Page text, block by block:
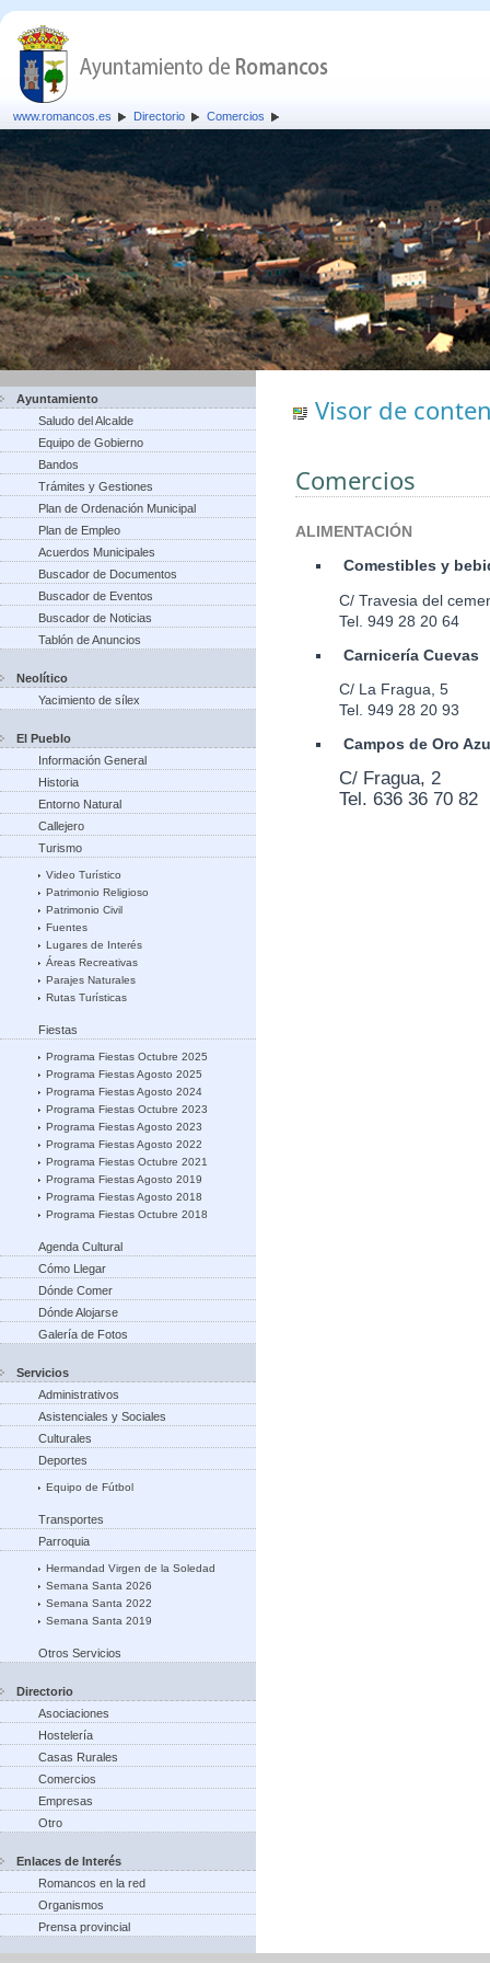
www.romancos.es Directorio Comercios
Ayuntamiento
Saludo del Alcalde
Equipo de Gobierno
Bandos
Trámites y Gestiones
Plan de Ordenación Municipal
Plan de Empleo
Acuerdos Municipales
Buscador de Documentos
Buscador de Eventos
Buscador de Noticias
Tablón de Anuncios
Neolítico
Yacimiento de sílex
El Pueblo
Información General
Historia
Entorno Natural
Callejero
Turismo
Video Turístico
Patrimonio Religioso
Patrimonio Civil
Fuentes
Lugares de Interés
Áreas Recreativas
Parajes Naturales
Rutas Turísticas
Fiestas
Programa Fiestas Octubre 2025
Programa Fiestas Agosto 2025
Programa Fiestas Agosto 2024
Programa Fiestas Octubre 2023
Programa Fiestas Agosto 2023
Programa Fiestas Agosto 2022
Programa Fiestas Octubre 2021
Programa Fiestas Agosto 2019
Programa Fiestas Agosto 2018
Programa Fiestas Octubre 2018
Agenda Cultural
Cómo Llegar
Dónde Comer
Dónde Alojarse
Galería de Fotos
Servicios
Administrativos
Asistenciales y Sociales
Culturales
Deportes
Equipo de Fútbol
Transportes
Parroquia
Hermandad Virgen de la Soledad
Semana Santa 2026
Semana Santa 2022
Semana Santa 2019
Otros Servicios
Directorio
Asociaciones
Hostelería
Casas Rurales
Comercios
Empresas
Otro
Enlaces de Interés
Romancos en la red
Organismos
Prensa provincial
Visor de
Comercios
ALIMENTACIÓN
Comestibles y
C/ Travesia del
Tel. 949 28 20 64
Carnicería Cuevas
C/ La Fragua, 5
Tel. 949 28 20 93
Campos de Oro
C/ Fragua, 2
Tel. 636 36 70 82